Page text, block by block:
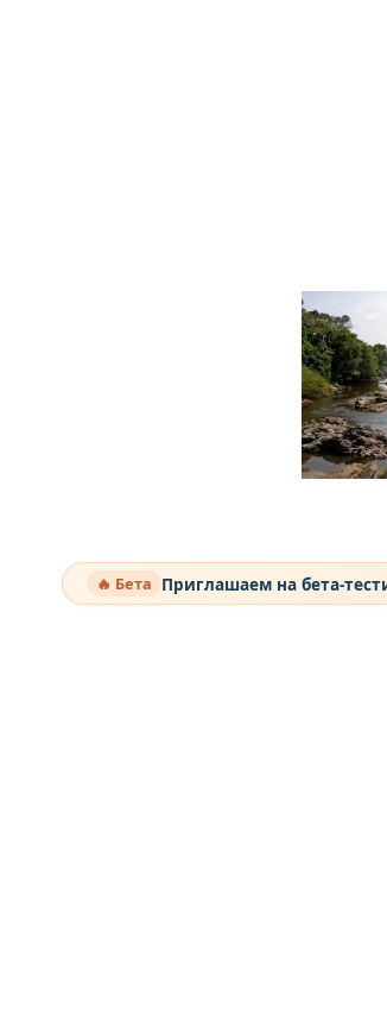
🔥 Бета Приглашаем на бета-